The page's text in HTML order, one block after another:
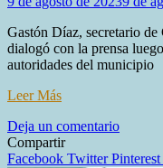
Gastón Díaz, secretario
dialogó con la prensa
autoridades del municipio
Leer Más
Deja un comentarioen
generar
Compartir
Facebook TwitterPinterest